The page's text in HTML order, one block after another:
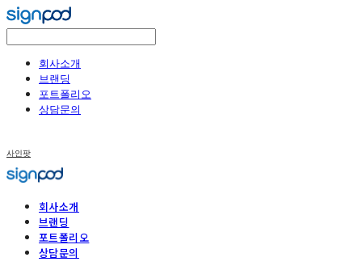
회사소개
브랜딩
포트폴리오
상담문의
사인팟
회사소개
브랜딩
포트폴리오
상담문의